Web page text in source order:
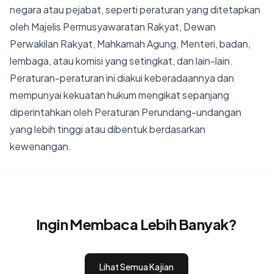
negara atau pejabat, seperti peraturan yang ditetapkan
oleh Majelis Permusyawaratan Rakyat, Dewan
Perwakilan Rakyat, Mahkamah Agung, Menteri, badan,
lembaga, atau komisi yang setingkat, dan lain-lain.
Peraturan-peraturan ini diakui keberadaannya dan
mempunyai kekuatan hukum mengikat sepanjang
diperintahkan oleh Peraturan Perundang-undangan
yang lebih tinggi atau dibentuk berdasarkan
kewenangan.
Ingin Membaca Lebih Banyak?
Lihat Semua Kajian